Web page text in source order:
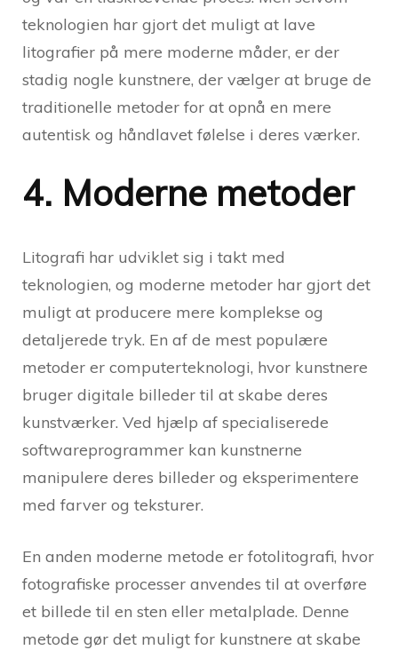
teknologien har gjort det muligt at lave
litografier på mere moderne måder, er der
stadig nogle kunstnere, der vælger at bruge de
traditionelle metoder for at opnå en mere
autentisk og håndlavet følelse i deres værker.
4. Moderne metoder
Litografi har udviklet sig i takt med
teknologien, og moderne metoder har gjort det
muligt at producere mere komplekse og
detaljerede tryk. En af de mest populære
metoder er computerteknologi, hvor kunstnere
bruger digitale billeder til at skabe deres
kunstværker. Ved hjælp af specialiserede
softwareprogrammer kan kunstnerne
manipulere deres billeder og eksperimentere
med farver og teksturer.
En anden moderne metode er fotolitografi, hvor
fotografiske processer anvendes til at overføre
et billede til en sten eller metalplade. Denne
metode gør det muligt for kunstnere at skabe